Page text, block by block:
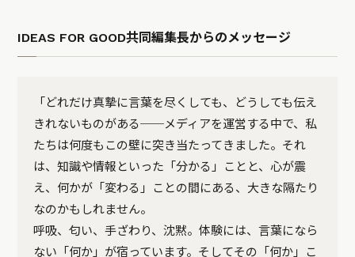
IDEAS FOR GOOD共同編集長からのメッセージ
「どれだけ真摯に言葉を尽くしても、どうしても伝え
きれないものがある──メディアを運営する中で、私
たちは何度もこの壁に突き当たってきました。それ
は、知識や情報といった「分かる」ことと、心が震
え、何かが「変わる」ことの間にある、大きな隔たり
なのかもしれません。
呼吸、匂い、手ざわり、沈黙。体験には、言葉になら
ない「何か」が宿っています。そしてその「何か」こ